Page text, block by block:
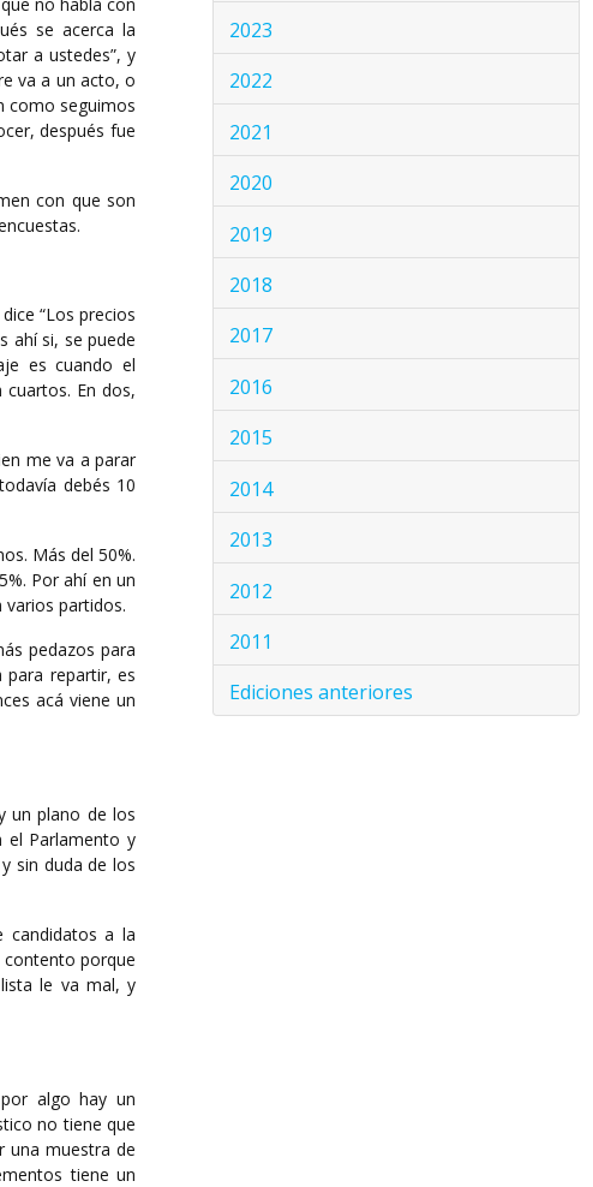
se acerca la
a ustedes”, y
va a un acto, o
como seguimos
después fue
con que son
“Los precios
ahí si, se puede
es cuando el
En dos,
me va a parar
debés 10
Más del 50%.
Por ahí en un
partidos.
pedazos para
repartir, es
acá viene un
un plano de los
el Parlamento y
sin duda de los
candidatos a la
contento porque
le va mal, y
algo hay un
no tiene que
una muestra de
tiene un
2023
2022
2021
2020
2019
2018
2017
2016
2015
2014
2013
2012
2011
Ediciones anteriores